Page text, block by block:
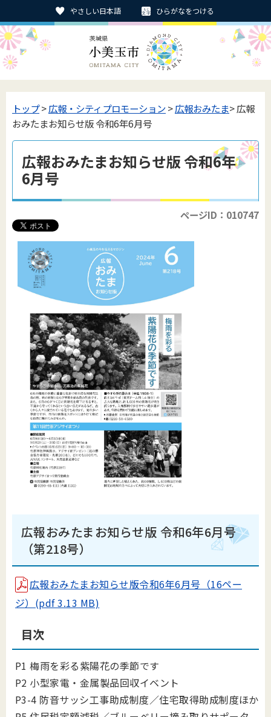
やさしい日本語 ひらがなをつける
トップ>広報・シティプロモーション>広報おみたま> 広報
おみたまお知らせ版 令和6年6月号
広報おみたまお知らせ版 令和6年
6月号
ページID：010747
広報おみたまお知らせ版 令和6年6月号
（第218号）
広報おみたまお知らせ版令和6年6月号（16ペー
ジ）(pdf 3.13 MB)
目次
P1 梅雨を彩る紫陽花の季節です
P2 小型家電・金属製品回収イベント
P3-4 防音サッシ工事助成制度／住宅取得助成制度ほか